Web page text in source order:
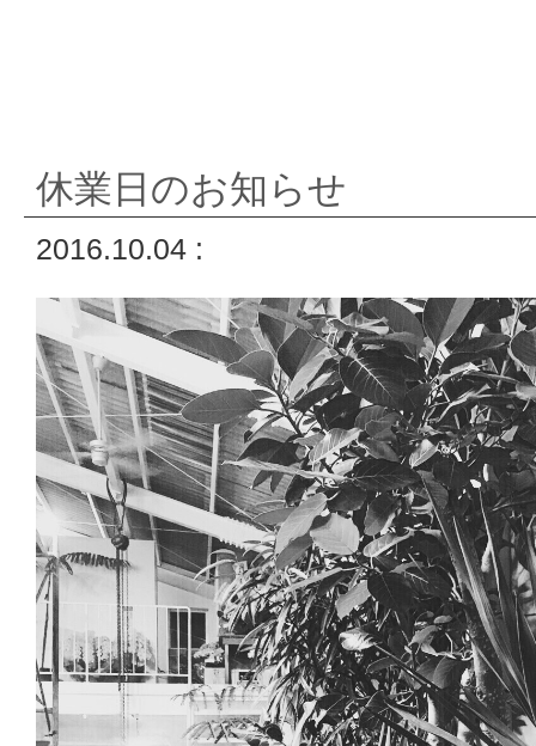
休業日のお知らせ
2016.10.04 :